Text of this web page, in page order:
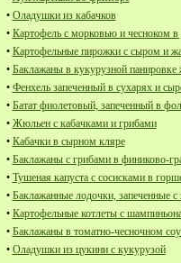
• Оладушки из кабачков
• Картофель с морковью и чесноком в
• Картофельные пирожки с сыром и
• Баклажаны в кукурузной
• Фенхель запеченный в сухарях и
• Батат фиолетовый, запеченный в
• Жюльен с кабачками и грибами
• Кабачки в сырном кляре
• Баклажаны с грибами в финиково-
• Тушеная капуста с сосисками в
• Баклажанные лодочки, запеченные с
• Картофельные котлеты с
• Баклажаны в томатно-чесночном
• Оладушки из цукини с кукурузой